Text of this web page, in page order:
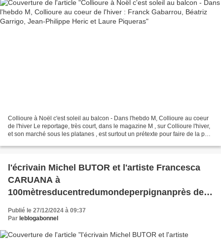
Collioure à Noël c'est soleil au balcon - Dans l'hebdo M, Collioure au coeur
de l'hiver Le reportage, très court, dans le magazine M , sur Collioure l'hiver,
et son marché sous les platanes , est surtout un prétexte pour faire de la pub
l'écrivain Michel BUTOR et l'artiste Francesca
CARUANA à
100mètresducentredumondeperpignanprès de
Publié le 27/12/2024 à 09:37
Par leblogabonnel